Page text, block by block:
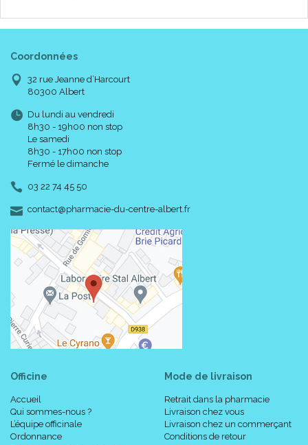
Coordonnées
32 rue Jeanne d’Harcourt
80300 Albert
Du lundi au vendredi
8h30 - 19h00 non stop
Le samedi
8h30 - 17h00 non stop
Fermé le dimanche
03 22 74 45 50
contact-
@-
pharmacie-du-centre-albert.fr
Officine
Accueil
Qui sommes-nous ?
L’équipe officinale
Ordonnance
Mode de livraison
Retrait dans la pharmacie
Livraison chez vous
Livraison chez un commerçant
Conditions de retour